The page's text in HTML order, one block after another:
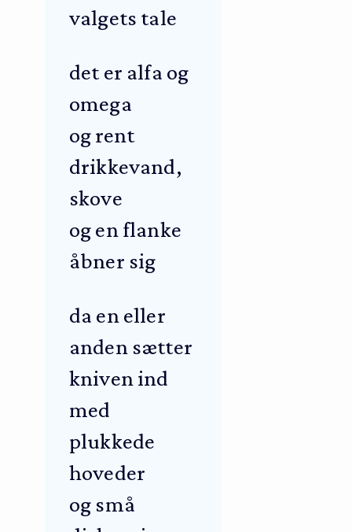
valgets tale
det er alfa og
omega
og rent
drikkevand,
skove
og en flanke
åbner sig
da en eller
anden sætter
kniven ind
med
plukkede
hoveder
og små